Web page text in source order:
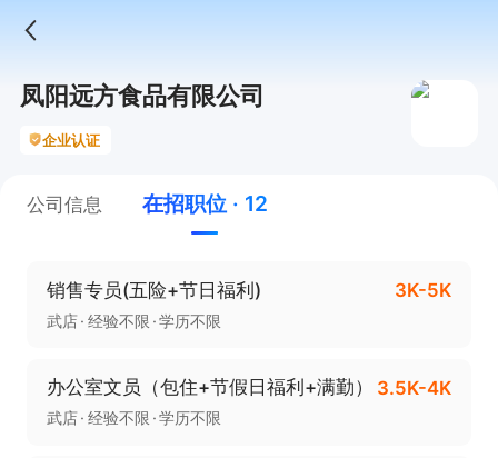
凤阳远方食品有限公司
企业认证
公司信息 在招职位 · 12
销售专员(五险+节日福利) 3K-5K
武店 经验不限 学历不限
办公室文员（包住+节假日福利+满勤） 3.5K-4K
武店 经验不限 学历不限